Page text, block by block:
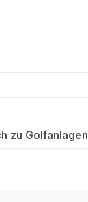
zu Golfanlagen